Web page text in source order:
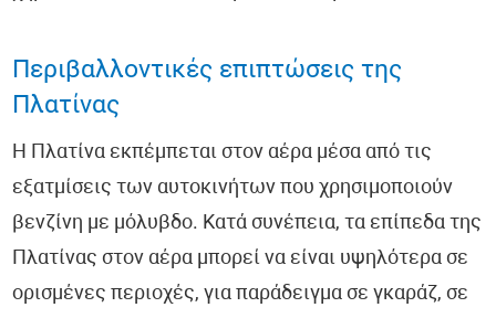
Περιβαλλοντικές επιπτώσεις της
Πλατίνας
Η Πλατίνα εκπέμπεται στον αέρα μέσα από τις
εξατμίσεις των αυτοκινήτων που χρησιμοποιούν
βενζίνη με μόλυβδο. Κατά συνέπεια, τα επίπεδα της
Πλατίνας στον αέρα μπορεί να είναι υψηλότερα σε
ορισμένες περιοχές, για παράδειγμα σε γκαράζ, σε